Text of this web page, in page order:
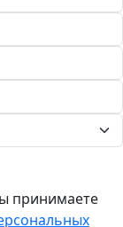
принимаете